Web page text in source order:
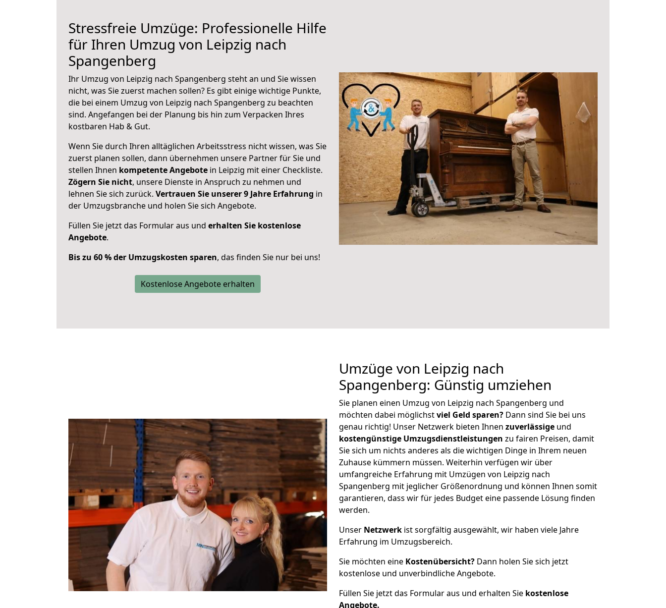
Stressfreie Umzüge: Professionelle Hilfe
für Ihren Umzug von Leipzig nach
Spangenberg
Ihr Umzug von Leipzig nach Spangenberg steht an und Sie wissen
nicht, was Sie zuerst machen sollen? Es gibt einige wichtige Punkte,
die bei einem Umzug von Leipzig nach Spangenberg zu beachten
sind. Angefangen bei der Planung bis hin zum Verpacken Ihres
kostbaren Hab & Gut.
Wenn Sie durch Ihren alltäglichen Arbeitsstress nicht wissen, was Sie
zuerst planen sollen, dann übernehmen unsere Partner für Sie und
stellen Ihnen kompetente Angebote in Leipzig mit einer Checkliste.
Zögern Sie nicht, unsere Dienste in Anspruch zu nehmen und
lehnen Sie sich zurück. Vertrauen Sie unserer 9 Jahre Erfahrung in
der Umzugsbranche und holen Sie sich Angebote.
Füllen Sie jetzt das Formular aus und erhalten Sie kostenlose
Angebote.
Bis zu 60 % der Umzugskosten sparen, das finden Sie nur bei uns!
Kostenlose Angebote erhalten
Umzüge von Leipzig nach
Spangenberg: Günstig umziehen
Sie planen einen Umzug von Leipzig nach Spangenberg und
möchten dabei möglichstviel Geld sparen? Dann sind Sie bei uns
genau richtig! Unser Netzwerk bieten Ihnen zuverlässige und
kostengünstige Umzugsdienstleistungen zu fairen Preisen, damit
Sie sich um nichts anderes als die wichtigen Dinge in Ihrem neuen
Zuhause kümmern müssen. Weiterhin verfügen wir über
umfangreiche Erfahrung mit Umzügen von Leipzig nach
Spangenberg mit jeglicher Größenordnung und können Ihnen somit
garantieren, dass wir für jedes Budget eine passende Lösung finden
werden.
Unser Netzwerk ist sorgfältig ausgewählt, wir haben viele Jahre
Erfahrung im Umzugsbereich.
Sie möchten eine Kostenübersicht? Dann holen Sie sich jetzt
kostenlose und unverbindliche Angebote.
Füllen Sie jetzt das Formular aus und erhalten Sie kostenlose
Angebote.